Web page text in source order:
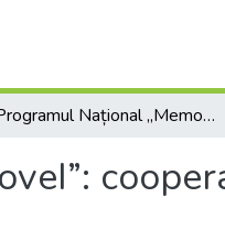
Programul Național „Memoria MoldoveI”: cooperarea și colaborarea între biblioteci, muzee și arhive